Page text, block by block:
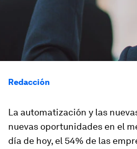
Redacción
La automatización y las
nuevas oportunidades en el
día de hoy, el 54% de las